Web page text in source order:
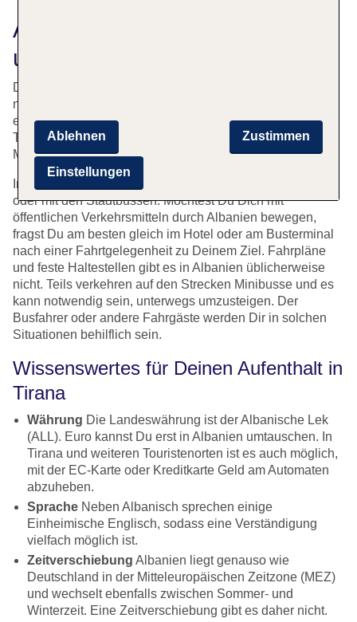
Anreise zum Flughafen Tirana
und Transfer
Der Flughafen Tirana Nënë Tereza liegt 17 Kilometer
nordwestlich des Stadtzentrums. Vom Flughafen aus gibt
es Shuttlebusse nach Tirana und nach Dürres. Mit einem
Taxi erreichst Du die Innenstadt Tiranas in rund 25
Minuten.
Innerhalb von Tirana gelangst Du zu vielen Zielen zu Fuß
oder mit den Stadtbussen. Möchtest Du Dich mit
öffentlichen Verkehrsmitteln durch Albanien bewegen,
fragst Du am besten gleich im Hotel oder am Busterminal
nach einer Fahrtgelegenheit zu Deinem Ziel. Fahrpläne
und feste Haltestellen gibt es in Albanien üblicherweise
nicht. Teils verkehren auf den Strecken Minibusse und es
kann notwendig sein, unterwegs umzusteigen. Der
Busfahrer oder andere Fahrgäste werden Dir in solchen
Situationen behilflich sein.
Wissenswertes für Deinen Aufenthalt in
Tirana
Währung Die Landeswährung ist der Albanische Lek
(ALL). Euro kannst Du erst in Albanien umtauschen. In
Tirana und weiteren Touristenorten ist es auch möglich,
mit der EC-Karte oder Kreditkarte Geld am Automaten
abzuheben.
Sprache Neben Albanisch sprechen einige
Einheimische Englisch, sodass eine Verständigung
vielfach möglich ist.
Zeitverschiebung Albanien liegt genauso wie
Deutschland in der Mitteleuropäischen Zeitzone (MEZ)
und wechselt ebenfalls zwischen Sommer- und
Winterzeit. Eine Zeitverschiebung gibt es daher nicht.
Zustimmen
Ablehnen
Einstellungen